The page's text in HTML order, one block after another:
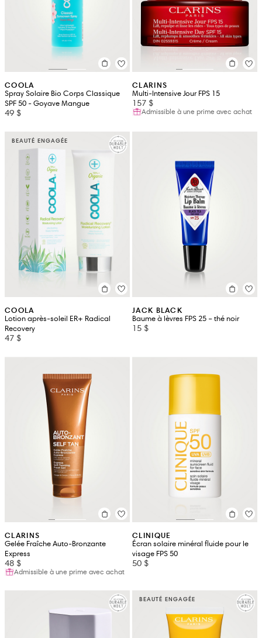
COOLA
Spray Solaire Bio Corps Classique
SPF 50 - Goyave Mangue
49 $
CLARINS
Multi-Intensive Jour FPS 15
157 $
Admissible à une prime avec achat
BEAUTÉ ENGAGÉE
COOLA
Lotion après-soleil ER+ Radical
Recovery
47 $
JACK BLACK
Baume à lèvres FPS 25 – thé noir
15 $
CLARINS
Gelée Fraîche Auto-Bronzante
Express
48 $
Admissible à une prime avec achat
CLINIQUE
Écran solaire minéral fluide pour le
visage FPS 50
50 $
BEAUTÉ ENGAGÉE